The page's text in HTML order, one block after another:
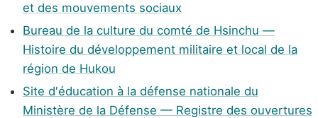
et des mouvements sociaux
Bureau de la culture du comté de Hsinchu —
Histoire du développement militaire et local de la
région de Hukou
Site d'éducation à la défense nationale du
Ministère de la Défense — Registre des ouvertures